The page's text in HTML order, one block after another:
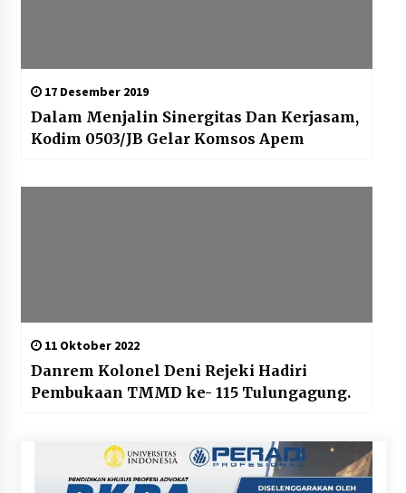
17 Desember 2019
Dalam Menjalin Sinergitas Dan Kerjasam,
Kodim 0503/JB Gelar Komsos Apem
11 Oktober 2022
Danrem Kolonel Deni Rejeki Hadiri
Pembukaan TMMD ke- 115 Tulungagung.